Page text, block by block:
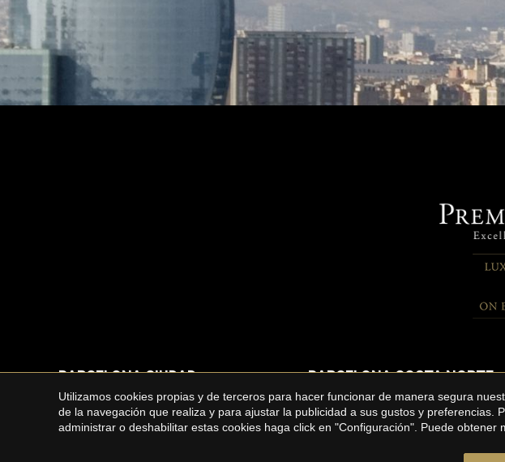
BARCELONA CIUDAD
Propiedades en alquiler en Barcelona
BARCELONA COSTA NORTE
Casas en alquiler en el Maresme
Pisos en alquiler en el Maresme
Utilizamos cookies propias y de terceros para hacer funcionar de manera segura
de la navegación que realiza y para ajustar la publicidad a sus gustos y
administrar o deshabilitar estas cookies haga click en "Configuración". Puede obtener